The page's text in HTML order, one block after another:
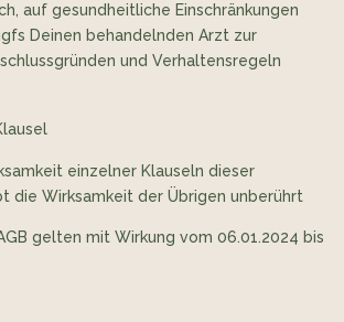
auf gesundheitliche Einschränkungen
Deinen behandelnden Arzt zur
und Verhaltensregeln
einzelner Klauseln dieser
die Wirksamkeit der Übrigen unberührt
gelten mit Wirkung vom 06.01.2024 bis